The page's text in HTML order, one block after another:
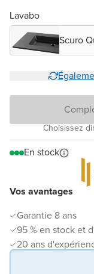
Vos avantages
Garantie 8 ans
95 % en stock et
20 ans
Lavabo
Scuro
Choisissez
En stock